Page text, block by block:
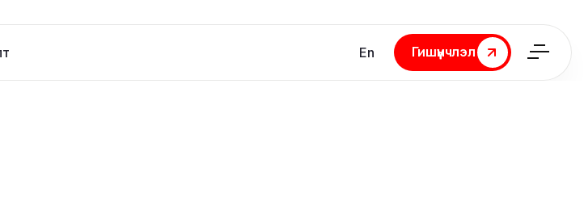
En
Гишүүнчлэл
Гишүүнчлэл